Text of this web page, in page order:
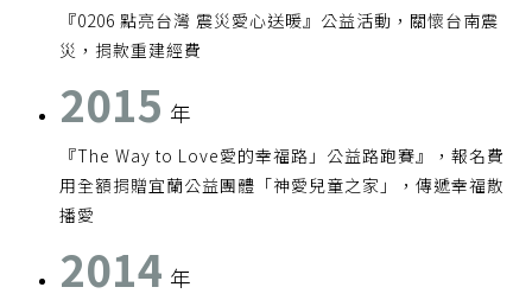
『0206 點亮台灣 震災愛心送暖』公益活動，關懷台南震
災，捐款重建經費
2015 年
『The Way to Love愛的幸福路」公益路跑賽』，報名費
用全額捐贈宜蘭公益團體「神愛兒童之家」，傳遞幸福散
播愛
2014 年